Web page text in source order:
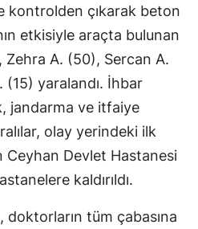
kontrolden çıkarak beton
etkisiyle araçta bulunan
Zehra A. (50), Sercan A.
yaralandı. İhbar
jandarma ve itfaiye
olay yerindeki ilk
Ceyhan Devlet Hastanesi
kaldırıldı.
doktorların tüm çabasına